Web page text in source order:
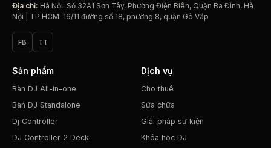
Địa chỉ: Hà Nội: Số 32A1 Sơn Tây, Phường Điện Biên, Quận Ba Đình, Hà
Nội | TP.HCM: 16/11 đường số 18, phường 8, quận Gò Vấp
FB TT
Sản phẩm
Bàn DJ All-in-one
Bàn DJ Standalone
Dj Controller
DJ Controller 2 Deck
Dịch vụ
Cho thuê
Sửa chữa
Giải pháp sự kiện
Khóa học DJ